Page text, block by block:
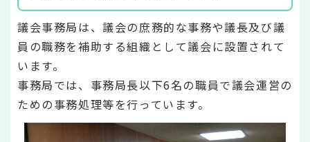
議会事務局は、議会の庶務的な事務や議長及び議
員の職務を補助する組織として議会に設置されて
います。
事務局では、事務局長以下6名の職員で議会運営の
ための事務処理等を行っています。